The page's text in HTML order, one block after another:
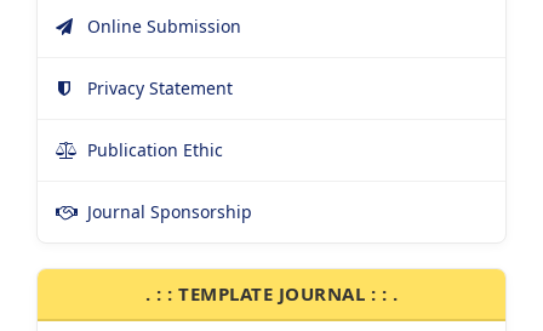
Online Submission
Privacy Statement
Publication Ethic
Journal Sponsorship
. : : TEMPLATE JOURNAL : : .